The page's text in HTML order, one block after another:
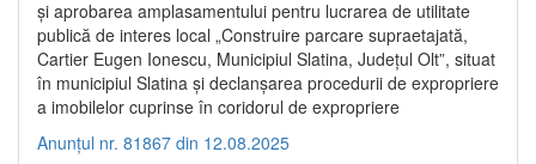
și aprobarea amplasamentului pentru lucrarea de utilitate
publică de interes local „Construire parcare supraetajată,
Cartier Eugen Ionescu, Municipiul Slatina, Județul Olt”, situat
în municipiul Slatina și declanșarea procedurii de expropriere
a imobilelor cuprinse în coridorul de expropriere
Anunțul nr. 81867 din 12.08.2025